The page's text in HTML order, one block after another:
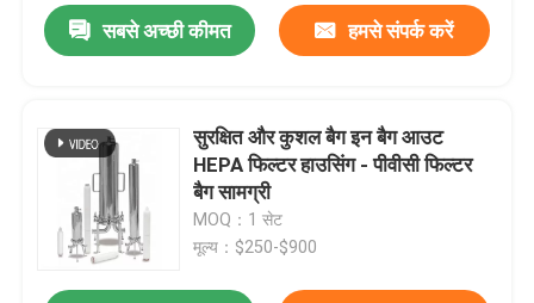
सबसे अच्छी कीमत हमसे संपर्क करें
सुरक्षित और कुशल बैग इन बैग आउट
HEPA फिल्टर हाउसिंग - पीवीसी फिल्टर
बैग सामग्री
MOQ：1 सेट
मूल्य：$250-$900